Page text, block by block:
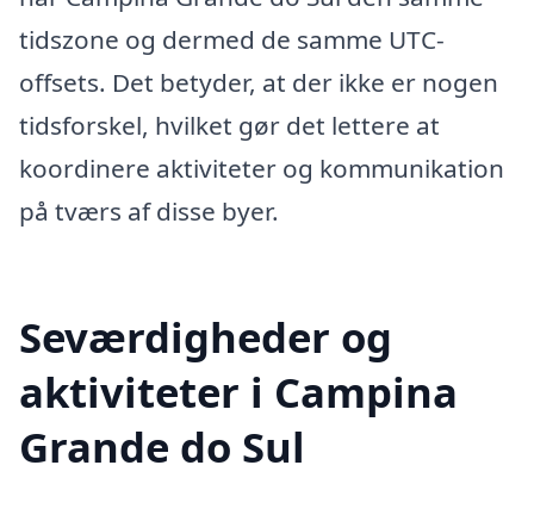
tidszone og dermed de samme UTC-
offsets. Det betyder, at der ikke er nogen
tidsforskel, hvilket gør det lettere at
koordinere aktiviteter og kommunikation
på tværs af disse byer.
Seværdigheder og
aktiviteter i Campina
Grande do Sul